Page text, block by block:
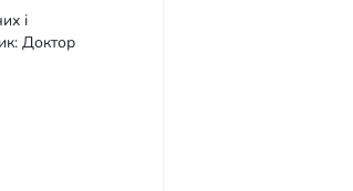
і
Доктор